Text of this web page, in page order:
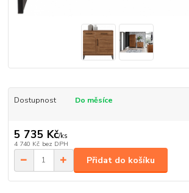
Dostupnost Do měsíce
5 735 Kč/ks
4 740 Kč bez DPH
Přidat do košíku